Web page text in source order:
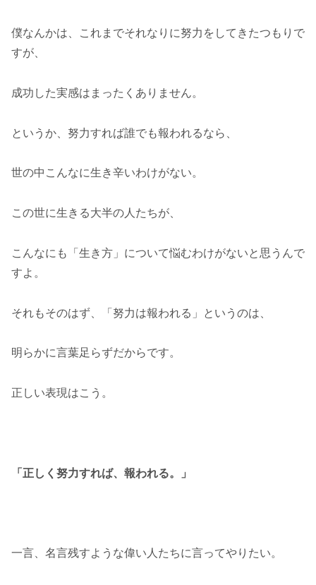
僕なんかは、これまでそれなりに努力をしてきたつもりで
すが、
成功した実感はまったくありません。
というか、努力すれば誰でも報われるなら、
世の中こんなに生き辛いわけがない。
この世に生きる大半の人たちが、
こんなにも「生き方」について悩むわけがないと思うんで
すよ。
それもそのはず、「努力は報われる」というのは、
明らかに言葉足らずだからです。
正しい表現はこう。
「正しく努力すれば、報われる。」
一言、名言残すような偉い人たちに言ってやりたい。